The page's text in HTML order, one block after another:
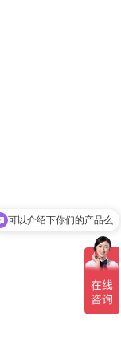
可以介绍下你们的产品么
你们是怎么收费的呢